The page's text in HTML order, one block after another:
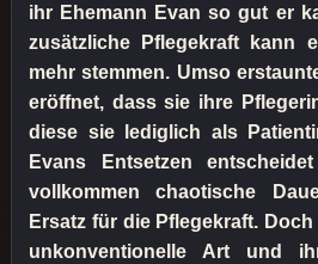
ihr Ehemann Evan so gut er
zusätzliche Pflegekraft kann
mehr stemmen. Umso
eröffnet, dass sie ihre
diese sie lediglich als
Evans Entsetzen
vollkommen chaotische
Ersatz für die Pflegekraft.
unkonventionelle Art und